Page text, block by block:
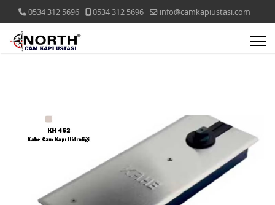
0534 312 5696 0534 312 5696 info@camkapiustasi.com